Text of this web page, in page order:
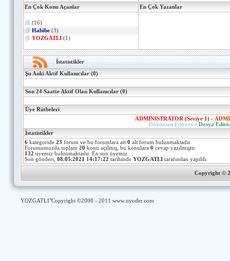
En Çok Konu Açanlar En Çok Yazanlar
(16)
Habibe (3)
YOZGATLI (1)
İstatistikler
Şu Anki Aktif Kullanıcılar (0)
Son 24 Saatte Aktif Olan Kullanıcılar (0)
Üye Rütbeleri
ADMINISTRATOR (Seviye 1)-
Döküman Editörü- Dosya
İstatistikler
6 kategoride 23 forum ve bu forumlara ait 0 alt forum bulunmaktadır.
Forumumuzda toplam 20 konu açılmış, bu konulara 0 cevap yazılmıştır.
132 üyemiz bulunmaktadır. En son üyemiz :
Son gönderi, 08.05.2021 14:17:22 tarihinde YOZGATLI tarafından yapıldı.
Copyright ©
YOZGATLI"Copyright ©2008 - 2011 www.uyoder.com